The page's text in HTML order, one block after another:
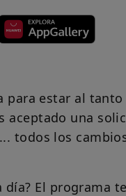
estar al
una
los
El programa